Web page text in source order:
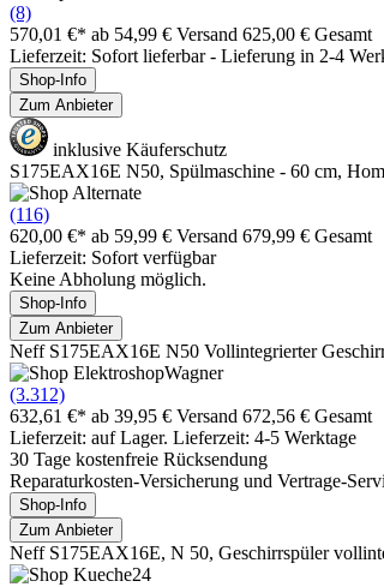
(8)
570,01 €* ab 54,99 € Versand 625,00 € Gesamt
Lieferzeit: Sofort lieferbar - Lieferung in 2-4
Shop-Info
Zum Anbieter
inklusive Käuferschutz
S175EAX16E N50, Spülmaschine - 60 cm,
(116)
620,00 €* ab 59,99 € Versand 679,99 € Gesamt
Lieferzeit: Sofort verfügbar
Keine Abholung möglich.
Shop-Info
Zum Anbieter
Neff S175EAX16E N50 Vollintegrierter
(3.312)
632,61 €* ab 39,95 € Versand 672,56 € Gesamt
Lieferzeit: auf Lager. Lieferzeit: 4-5 Werktage
30 Tage kostenfreie Rücksendung
Reparaturkosten-Versicherung und Vertrage-
Shop-Info
Zum Anbieter
Neff S175EAX16E, N 50, Geschirrspüler